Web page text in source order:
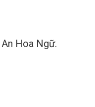
Hoa Ngữ.